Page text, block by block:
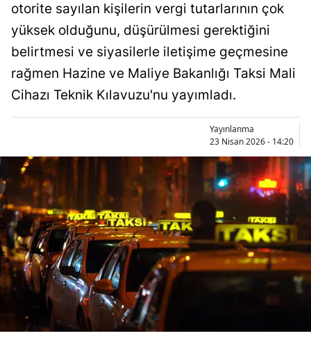
Bursa
Çanakkale
Çankırı
Çorum
Denizli
Diyarbakır
Edirne
Elazığ
Erzincan
Erzurum
otorite sayılan kişilerin vergi tutarlarının çok
yüksek olduğunu, düşürülmesi gerektiğini
belirtmesi ve siyasilerle iletişime geçmesine
rağmen Hazine ve Maliye Bakanlığı Taksi Mali
Cihazı Teknik Kılavuzu'nu yayımladı.
Yayınlanma
23 Nisan 2026 - 14:20